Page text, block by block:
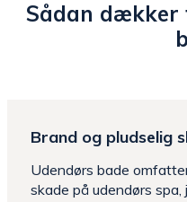
Sådan dækker
Brand og pludselig
Udendørs bade
skade på udendørs spa,